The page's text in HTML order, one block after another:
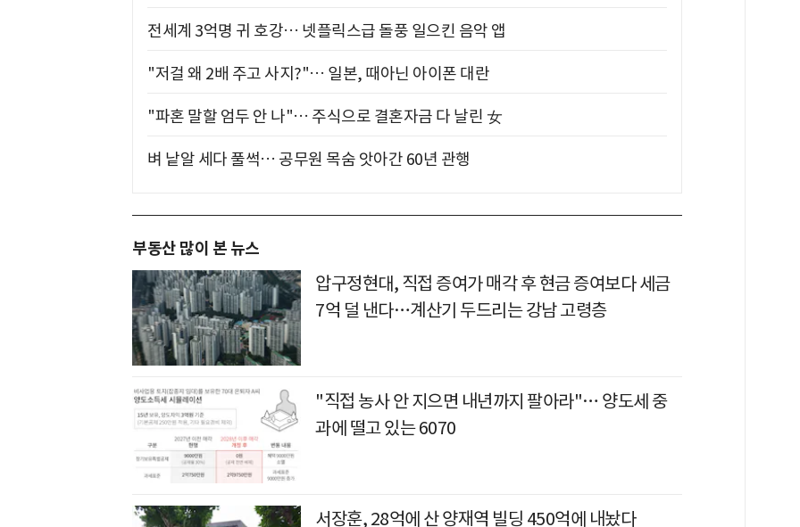
전세계 3억명 귀 호강… 넷플릭스급 돌풍 일으킨 음악 앱
"저걸 왜 2배 주고 사지?"… 일본, 때아닌 아이폰 대란
"파혼 말할 엄두 안 나"… 주식으로 결혼자금 다 날린 女
벼 낱알 세다 풀썩… 공무원 목숨 앗아간 60년 관행
부동산 많이 본 뉴스
압구정현대, 직접 증여가 매각 후 현금 증여보다 세금
7억 덜 낸다…계산기 두드리는 강남 고령층
"직접 농사 안 지으면 내년까지 팔아라"… 양도세 중
과에 떨고 있는 6070
서장훈, 28억에 산 양재역 빌딩 450억에 내놨다